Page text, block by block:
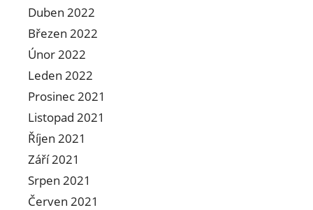
Duben 2022
Březen 2022
Únor 2022
Leden 2022
Prosinec 2021
Listopad 2021
Říjen 2021
Září 2021
Srpen 2021
Červen 2021